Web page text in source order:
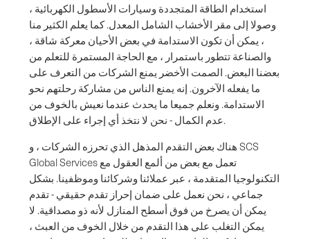
استخدام الطاقة المتجددة وسيارات الأسطول الكهربائية ،
وصولا إلى مقر الأخشاب الشامل المعدل. كما يعلم الكثير منا
، يمكن أن تكون الاستدامة في بعض الأحيان معركة شاقة ،
والصناعة تتطور باستمرار ، مع الحاجة المستمرة للتعلم من
بعضنا البعض. الصمت الأخضر يمنع الشركات من التعرف على
ما يفعله الآخرون. إنه يمنع الناس من مشاركة رحلتهم نحو
الاستدامة. ونعلم جميعا ما يحدث عندما نعيش بالخوف من
عدم الكمال - نحن لا نتخذ أي إجراء على الإطلاق.
هناك بعض التقدم المذهل الذي تحرزه الشركات ، و SCS
Global Services تعمل مع بعض من ألمع العقول مع
التكنولوجيا المتقدمة ، عبر عملائنا وشركائنا وموظفينا. بشكل
جماعي ، نحن نعمل على ضمان إحراز تقدم حقيقي - تقدم
يمكن أن يصرخ من فوق أسطح المنازل لأنه ذو مصداقية. لا
يمكن التغلب على هذا التقدم من خلال الخوف من العبث ،